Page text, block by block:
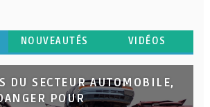
NOUVEAUTÉS VIDÉOS
DU SECTEUR AUTOMOBILE,
POUR